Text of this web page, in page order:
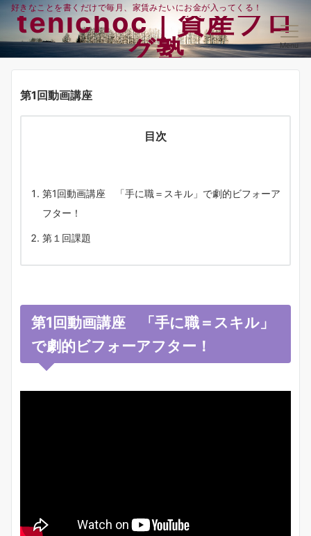
好きなことを書くだけで毎月、家賃みたいにお金が入ってくる！
tenichoc｜資産ブロ
グ塾
Menu
第1回動画講座
目次
第1回動画講座 「手に職＝スキル」で劇的ビフォーア
フター！
第１回課題
第1回動画講座 「手に職＝スキル」
で劇的ビフォーアフター！